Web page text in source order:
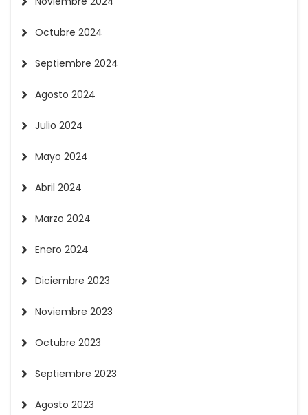
Octubre 2024
Septiembre 2024
Agosto 2024
Julio 2024
Mayo 2024
Abril 2024
Marzo 2024
Enero 2024
Diciembre 2023
Noviembre 2023
Octubre 2023
Septiembre 2023
Agosto 2023